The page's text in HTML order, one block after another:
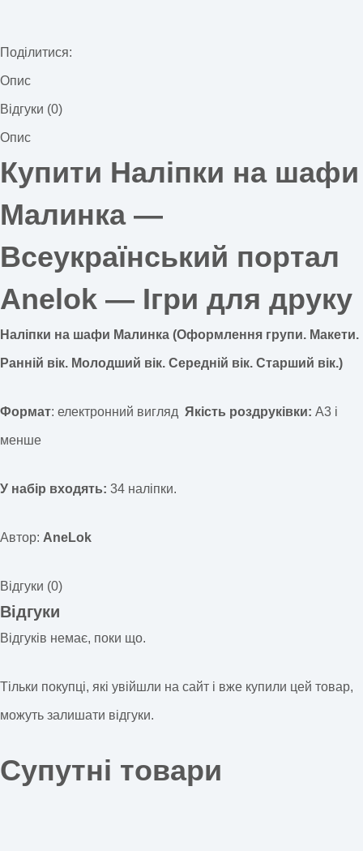
Поділитися:
Опис
Відгуки (0)
Опис
Купити Наліпки на шафи
Малинка —
Всеукраїнський портал
Anelok — Ігри для друку
Наліпки на шафи Малинка (Оформлення групи. Макети.
Ранній вік. Молодший вік. Середній вік. Старший вік.)
Формат: електронний вигляд Якість роздруківки: А3 і
менше
У набір входять: 34 наліпки.
Автор: AneLok
Відгуки (0)
Відгуки
Відгуків немає, поки що.
Тільки покупці, які увійшли на сайт і вже купили цей товар,
можуть залишати відгуки.
Супутні товари